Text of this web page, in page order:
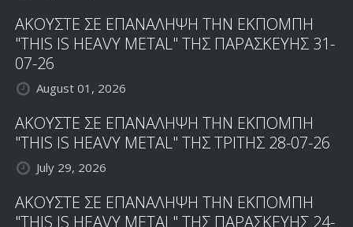
ΑΚΟΥΣΤΕ ΣΕ ΕΠΑΝΑΛΗΨΗ ΤΗΝ ΕΚΠΟΜΠΗ
"THIS IS HEAVY METAL" ΤΗΣ ΠΑΡΑΣΚΕΥΗΣ 31-
07-26
August 01, 2026
ΑΚΟΥΣΤΕ ΣΕ ΕΠΑΝΑΛΗΨΗ ΤΗΝ ΕΚΠΟΜΠΗ
"THIS IS HEAVY METAL" ΤΗΣ ΤΡΙΤΗΣ 28-07-26
July 29, 2026
ΑΚΟΥΣΤΕ ΣΕ ΕΠΑΝΑΛΗΨΗ ΤΗΝ ΕΚΠΟΜΠΗ
"THIS IS HEAVY METAL" ΤΗΣ ΠΑΡΑΣΚΕΥΗΣ 24-